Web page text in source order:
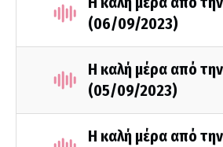
(06/09/2023)
Η καλή μέρα από
(05/09/2023)
Η καλή μέρα από